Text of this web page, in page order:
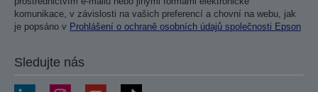
komunikace, v závislosti na vašich preferencí a chovní na webu, jak
je popsáno v Prohlášení o ochraně osobních údajů společnosti Epson
Sledujte nás